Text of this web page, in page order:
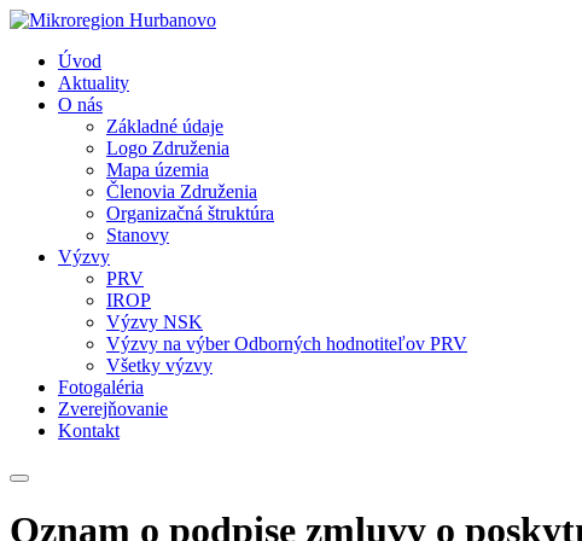
Úvod
Aktuality
O nás
Základné údaje
Logo Združenia
Mapa územia
Členovia Združenia
Organizačná štruktúra
Stanovy
Výzvy
PRV
IROP
Výzvy NSK
Výzvy na výber Odborných hodnotiteľov PRV
Všetky výzvy
Fotogaléria
Zverejňovanie
Kontakt
Oznam o podpise zmluvy o